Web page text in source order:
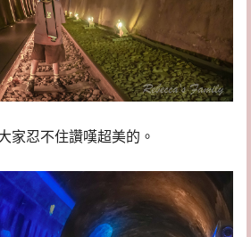
家忍不住讚嘆超美的。